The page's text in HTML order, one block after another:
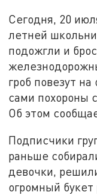
Сегодня, 20
летней
подожгли и
гроб повезут
сами похороны
Об этом
Подписчики
раньше
девочки,
огромный букет